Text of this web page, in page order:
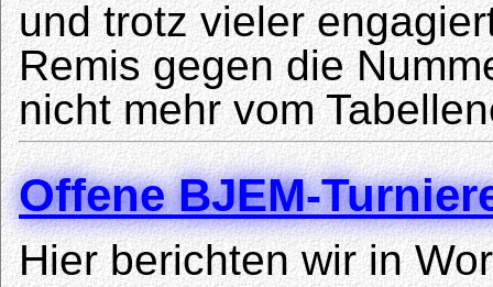
und trotz vieler
Remis gegen die
nicht mehr vom
Offene BJEM-
Hier berichten wir in